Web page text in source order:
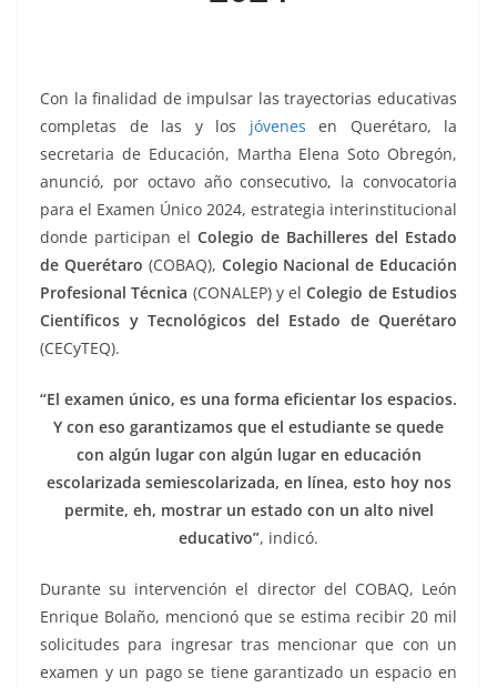
Con la finalidad de impulsar las trayectorias educativas
completas de las y los jóvenes en Querétaro, la
secretaria de Educación, Martha Elena Soto Obregón,
anunció, por octavo año consecutivo, la convocatoria
para el Examen Único 2024, estrategia interinstitucional
donde participan el Colegio de Bachilleres del Estado
de Querétaro (COBAQ), Colegio Nacional de Educación
Profesional Técnica (CONALEP) y elColegio de Estudios
Científicos y Tecnológicos del Estado de Querétaro
(CECyTEQ).
“El examen único, es una forma eficientar los espacios.
Y con eso garantizamos que el estudiante se quede
con algún lugar con algún lugar en educación
escolarizada semiescolarizada, en línea, esto hoy nos
permite, eh, mostrar un estado con un alto nivel
educativo”, indicó.
Durante su intervención el director del COBAQ, León
Enrique Bolaño, mencionó que se estima recibir 20 mil
solicitudes para ingresar tras mencionar que con un
examen y un pago se tiene garantizado un espacio en